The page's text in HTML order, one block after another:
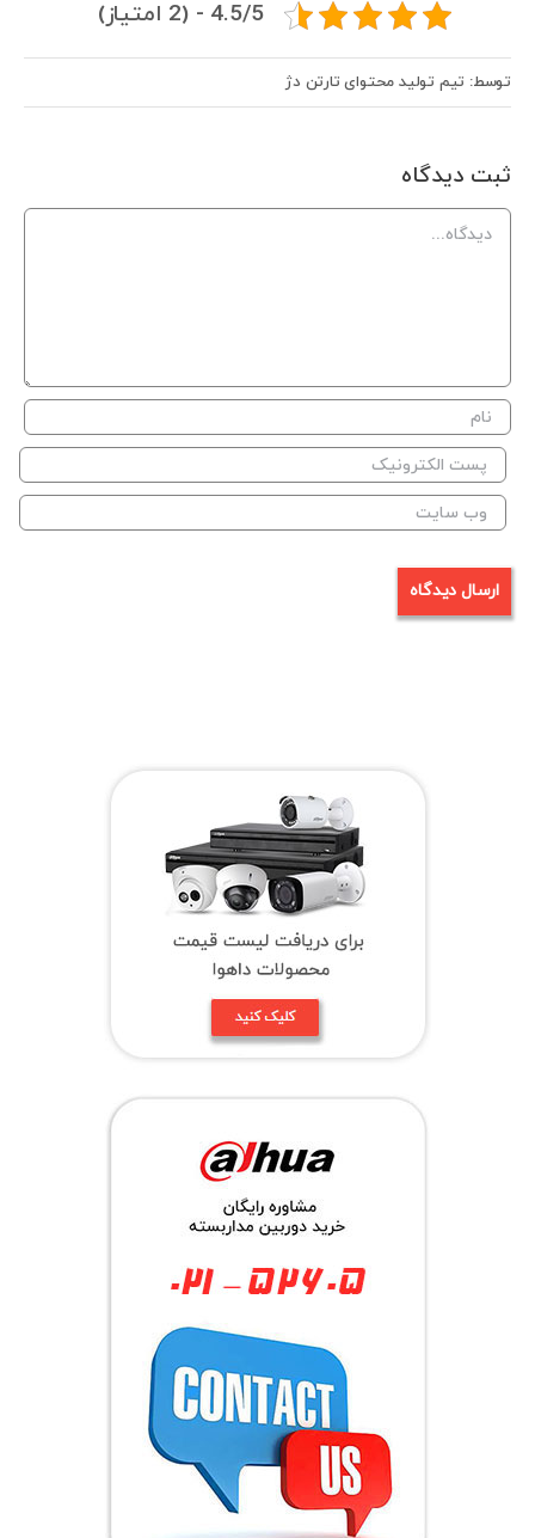
4.5/5 - (2 امتیاز)
توسط: تیم تولید محتوای تارتن دژ
ثبت ديدگاه
Comment